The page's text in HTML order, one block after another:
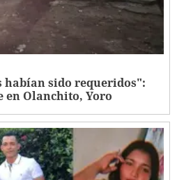
habían sido requeridos":
en Olanchito, Yoro